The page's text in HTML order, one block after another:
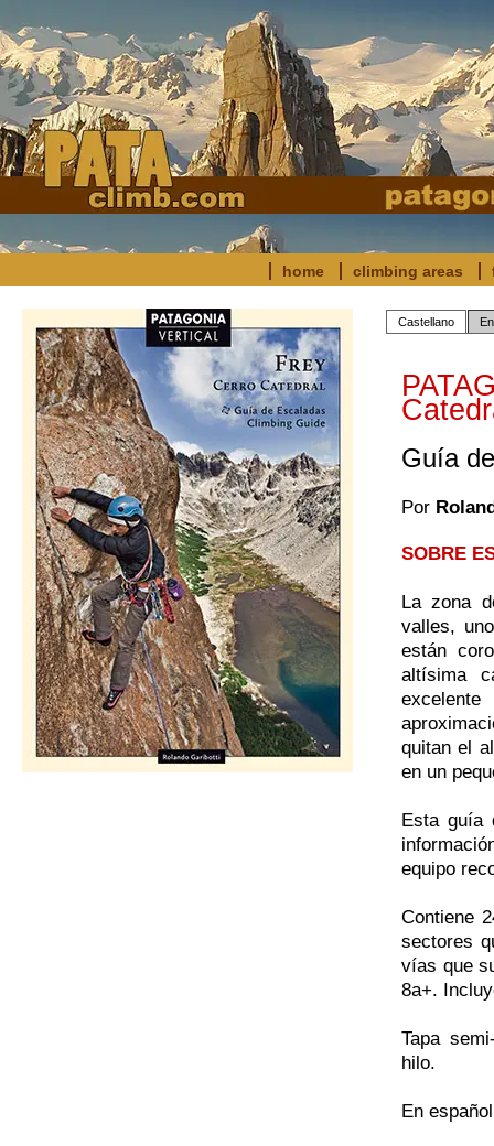
home climbing areas
Castellano
Guía
Por
SOBRE
La zona
valles,
están
altísima
quitan el
en un
Esta guía
equipo
Contiene
sectores
vías que
8a+.
Tapa
hilo.
En